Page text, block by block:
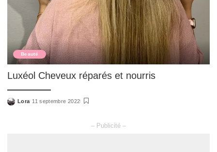
Beauté
Luxéol Cheveux réparés et nourris
Posted
Lora 11 septembre 2022
– Publicité –